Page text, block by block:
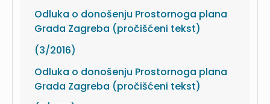
Odluka o donošenju Prostornoga plana
Grada Zagreba (pročišćeni tekst)
(3/2016)
Odluka o donošenju Prostornoga plana
Grada Zagreba (pročišćeni tekst)